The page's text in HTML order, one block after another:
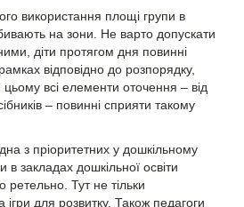
використання площі групи в
на зони. Не варто допускати
діти протягом дня повинні
відповідно до розпорядку,
всі елементи оточення – від
– повинні сприяти такому
з пріоритетних у дошкільному
в закладах дошкільної освіти
Тут не тільки
ігри для розвитку. Також педагоги